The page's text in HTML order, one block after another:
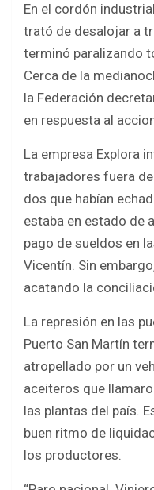
ce
b
o
o
k
tt
er
at
s
A
p
p
En el cordón
trató de desalojar a
terminó paralizando
Cerca de la
la Federación
en respuesta al
La empresa Explora
trabajadores fuera
dos que habían
estaba en estado de
pago de sueldos en
Vicentín. Sin
acatando la
La represión en las
Puerto San Martín
atropellado por un
aceiteros que
las plantas del país.
buen ritmo de
los productores.